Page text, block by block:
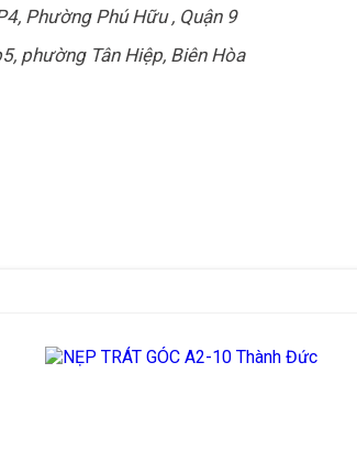
Phường Phú Hữu , Quận 9
phường Tân Hiệp, Biên Hòa